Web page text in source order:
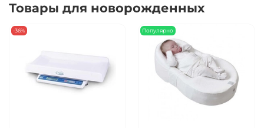
Товары для новорожденных
-36% Популярно